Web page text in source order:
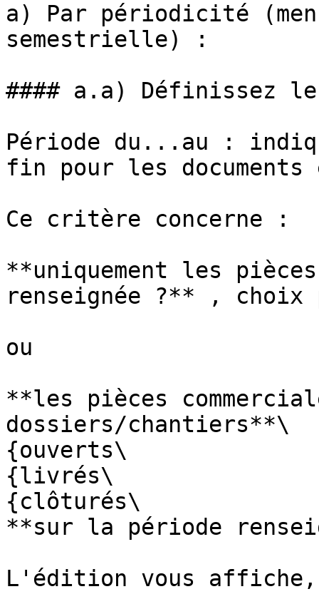
a) Par périodicité
semestrielle) :
#### a.a) Définissez
Période du...au :
fin pour les
Ce critère concerne :
**uniquement les
renseignée ?** , choix
ou
**les pièces
dossiers/chantiers**\
{ouverts\
{livrés\
{clôturés\
**sur la période
L'édition vous